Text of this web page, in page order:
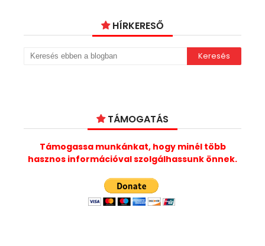
HÍRKERESŐ
TÁMOGATÁS
Támogassa munkánkat, hogy minél több
hasznos információval szolgálhassunk önnek.